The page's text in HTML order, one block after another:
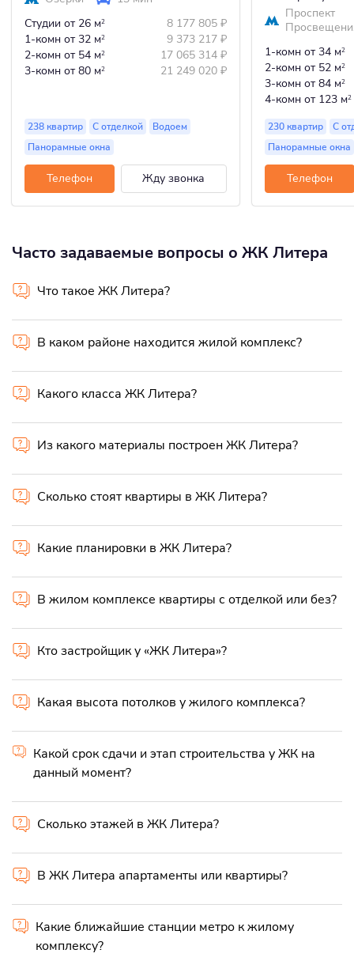
Студии от 26 м2 8 177 805 ₽
1-комн от 32 м2 9 373 217 ₽
2-комн от 54 м2 17 065 314 ₽
3-комн от 80 м2 21 249 020 ₽
238 квартир С отделкой
Водоем
Панорамные окна
Телефон Жду звонка
Проспект
1-комн от 34 м2
2-комн от 52 м2
3-комн от 84 м2
4-комн от 123 м2
230 квартир
С
Панорамные окна
Телефон
Часто задаваемые вопросы о ЖК Литера
Что такое ЖК Литера?
В каком районе находится жилой комплекс?
Какого класса ЖК Литера?
Из какого материалы построен ЖК Литера?
Сколько стоят квартиры в ЖК Литера?
Какие планировки в ЖК Литера?
В жилом комплексе квартиры с отделкой или без?
Кто застройщик у «ЖК Литера»?
Какая высота потолков у жилого комплекса?
Какой срок сдачи и этап строительства у ЖК на
данный момент?
Сколько этажей в ЖК Литера?
В ЖК Литера апартаменты или квартиры?
Какие ближайшие станции метро к жилому
комплексу?